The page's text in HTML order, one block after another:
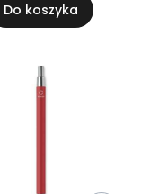
Do koszyka